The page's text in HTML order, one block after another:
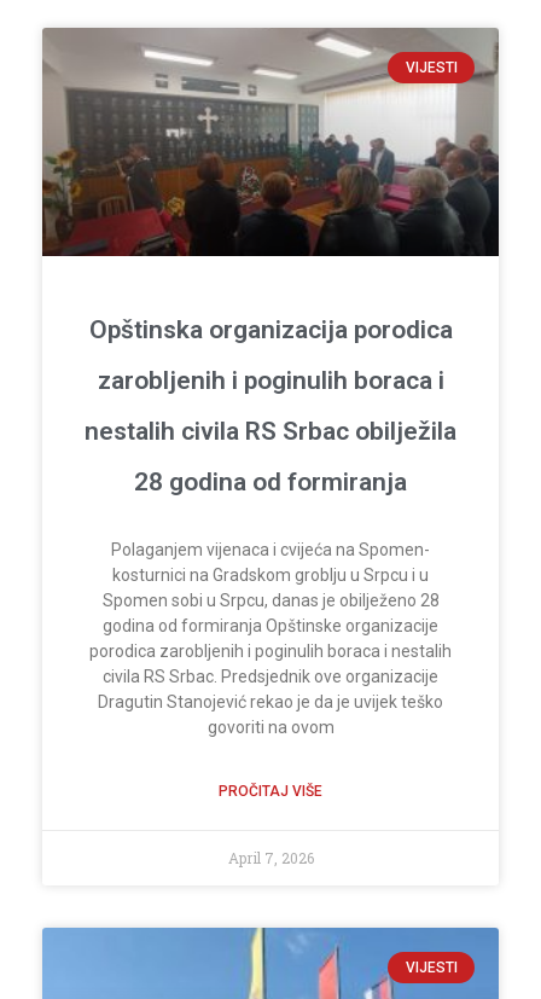
VIJESTI
Opštinska organizacija porodica
zarobljenih i poginulih boraca i
nestalih civila RS Srbac obilježila
28 godina od formiranja
Polaganjem vijenaca i cvijeća na Spomen-
kosturnici na Gradskom groblju u Srpcu i u
Spomen sobi u Srpcu, danas je obilježeno 28
godina od formiranja Opštinske organizacije
porodica zarobljenih i poginulih boraca i nestalih
civila RS Srbac. Predsjednik ove organizacije
Dragutin Stanojević rekao je da je uvijek teško
govoriti na ovom
PROČITAJ VIŠE
April 7, 2026
VIJESTI